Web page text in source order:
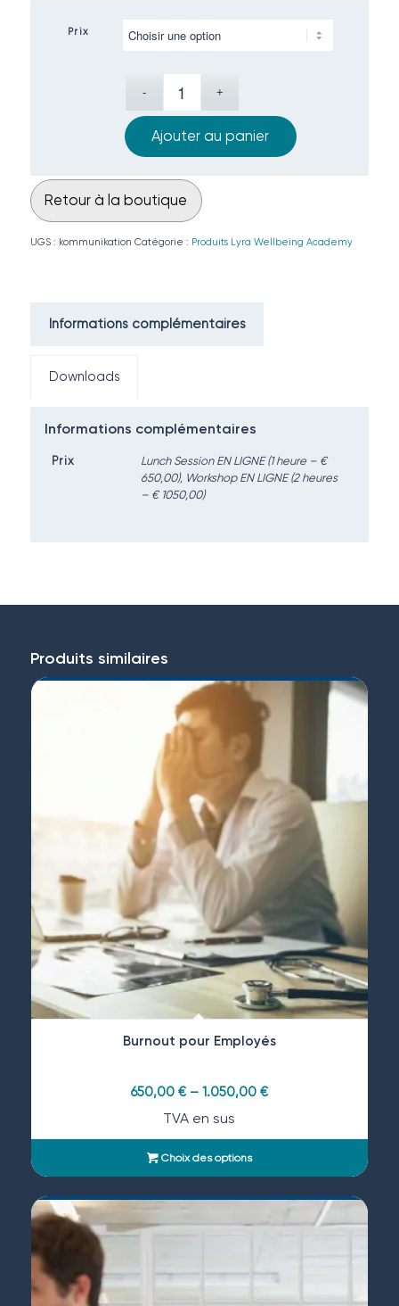
Prix
Ajouter au panier
Retour à la boutique
UGS : kommunikation Catégorie : Produits Lyra Wellbeing Academy
Informations complémentaires
Downloads
Informations complémentaires
Prix
Lunch Session EN LIGNE (1 heure – €
650,00), Workshop EN LIGNE (2 heures
– € 1050,00)
Produits similaires
Burnout pour Employés
650,00 €– 1.050,00 €
TVA en sus
Choix des options